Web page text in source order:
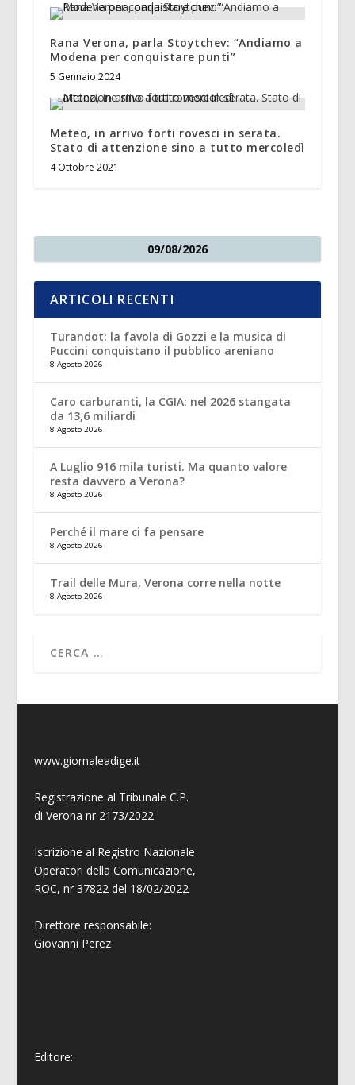
Rana Verona, parla Stoytchev: “Andiamo a
Modena per conquistare punti”
5 Gennaio 2024
Meteo, in arrivo forti rovesci in serata.
Stato di attenzione sino a tutto mercoledì
4 Ottobre 2021
09/08/2026
ARTICOLI RECENTI
Turandot: la favola di Gozzi e la musica di
Puccini conquistano il pubblico areniano
8 Agosto 2026
Caro carburanti, la CGIA: nel 2026 stangata
da 13,6 miliardi
8 Agosto 2026
A Luglio 916 mila turisti. Ma quanto valore
resta davvero a Verona?
8 Agosto 2026
Perché il mare ci fa pensare
8 Agosto 2026
Trail delle Mura, Verona corre nella notte
8 Agosto 2026
www.giornaleadige.it
Registrazione al Tribunale C.P.
di Verona nr 2173/2022
Iscrizione al Registro Nazionale
Operatori della Comunicazione,
ROC, nr 37822 del 18/02/2022
Direttore responsabile:
Giovanni Perez
Editore: